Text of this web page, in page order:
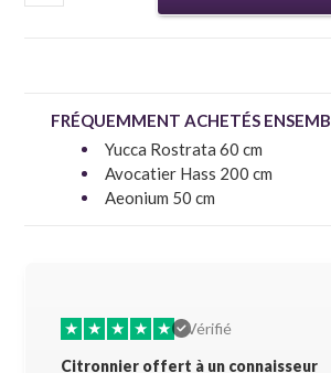
FRÉQUEMMENT ACHETÉS
Yucca Rostrata 60 cm
Avocatier Hass 200 cm
Aeonium 50 cm
★ ★ ★ ★ ★
Vérifié
Citronnier offert à un connaisseur